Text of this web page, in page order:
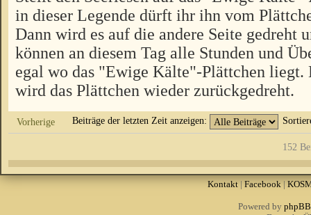
in dieser Legende dürft ihr ihn vom
Dann wird es auf die andere Seite gedreht
können an diesem Tag alle Stunden und
egal wo das "Ewige Kälte"-Plättchen liegt.
wird das Plättchen wieder zurückgedreht.
Vorherige Beiträge der letzten Zeit anzeigen:
152
Kontakt|Facebook|
Powered by phpBB